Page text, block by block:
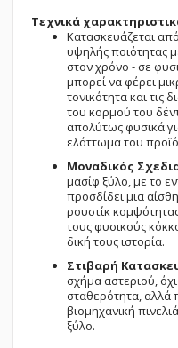
Τεχνικά
Kατασκευάζεται
υψηλής ποιότητας
στον χρόνο - σε
μπορεί να φέρει
τονικότητα και τις
του κορμού του
απολύτως φυσικά
ελάττωμα του
Μοναδικός
μασίφ ξύλο, με το
προσδίδει μια
ρουστίκ
τους φυσικούς
δική τους ιστορία.
Στιβαρή
σχήμα αστεριού,
σταθερότητα, αλλά
βιομηχανική
ξύλο.